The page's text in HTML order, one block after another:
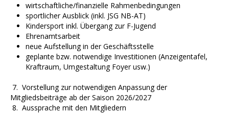
wirtschaftliche/finanzielle Rahmenbedingungen
sportlicher Ausblick (inkl. JSG NB-AT)
Kindersport inkl. Übergang zur F-Jugend
Ehrenamtsarbeit
neue Aufstellung in der Geschäftsstelle
geplante bzw. notwendige Investitionen (Anzeigentafel,
Kraftraum, Umgestaltung Foyer usw.)
7. Vorstellung zur notwendigen Anpassung der
Mitgliedsbeiträge ab der Saison 2026/2027
8. Aussprache mit den Mitgliedern